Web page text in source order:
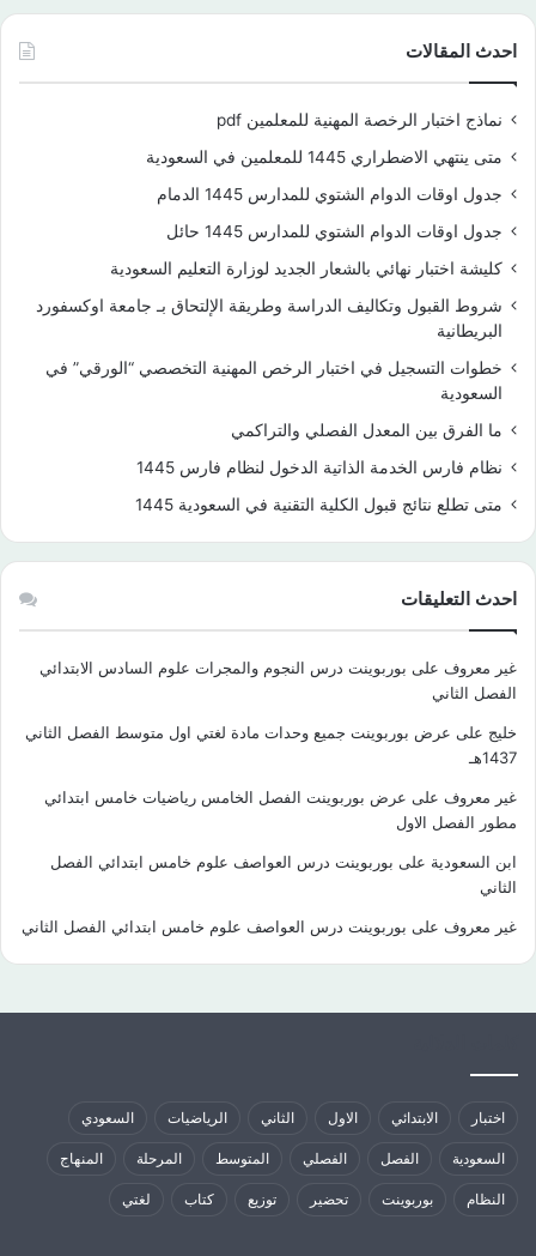
احدث المقالات
نماذج اختبار الرخصة المهنية للمعلمين pdf
متى ينتهي الاضطراري 1445 للمعلمين في السعودية
جدول اوقات الدوام الشتوي للمدارس 1445 الدمام
جدول اوقات الدوام الشتوي للمدارس 1445 حائل
كليشة اختبار نهائي بالشعار الجديد لوزارة التعليم السعودية
شروط القبول وتكاليف الدراسة وطريقة الإلتحاق بـ جامعة اوكسفورد
البريطانية
خطوات التسجيل في اختبار الرخص المهنية التخصصي “الورقي” في
السعودية
ما الفرق بين المعدل الفصلي والتراكمي
نظام فارس الخدمة الذاتية الدخول لنظام فارس 1445
متى تطلع نتائج قبول الكلية التقنية في السعودية 1445
احدث التعليقات
غير معروف على بوربوينت درس النجوم والمجرات علوم السادس الابتدائي
الفصل الثاني
خليج على عرض بوربوينت جميع وحدات مادة لغتي اول متوسط الفصل الثاني
1437هـ
غير معروف على عرض بوربوينت الفصل الخامس رياضيات خامس ابتدائي
مطور الفصل الاول
ابن السعودية على بوربوينت درس العواصف علوم خامس ابتدائي الفصل
الثاني
غير معروف على بوربوينت درس العواصف علوم خامس ابتدائي الفصل الثاني
اختبار الابتدائي الاول الثاني الرياضيات السعودي
السعودية الفصل الفصلي المتوسط المرحلة المنهاج
النظام بوربوينت تحضير توزيع كتاب لغتي